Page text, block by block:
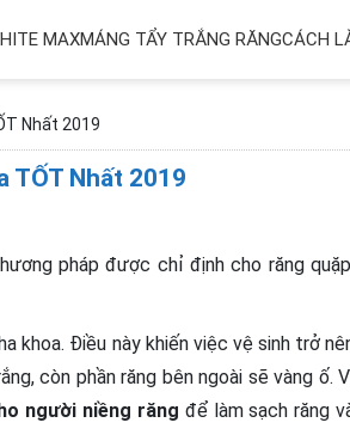
MAXMÁNG TẨY TRẮNG RĂNGCÁCH
Nhất 2019
TỐT Nhất 2019
pháp được chỉ định cho răng
khoa. Điều này khiến việc vệ sinh trở
còn phần răng bên ngoài sẽ vàng ố.
người niềng răng để làm sạch răng